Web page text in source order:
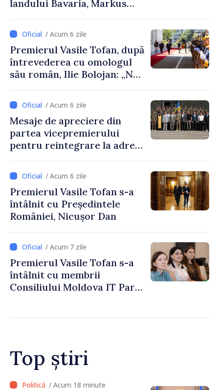
landului Bavaria, Markus
/ Acum 6 zile
Premierul Vasile Tofan, după
întrevederea cu omologul
său român, Ilie Bolojan: „Ne
apropierea dintre țările
noastre în mai multe
investiții și oportunități
pentru oameni”
/ Acum 6 zile
Mesaje de apreciere din
partea vicepremierului
pentru reintegrare la adresa
Republicii Moldova de
menținerea păcii și ordinii de
drept în perimetrul Zonei de
Securitate
/ Acum 6 zile
Premierul Vasile Tofan s-a
întâlnit cu Președintele
României, Nicușor Dan
/ Acum 7 zile
Premierul Vasile Tofan s-a
întâlnit cu membrii
Consiliului Moldova IT Park:
Top știri
/ Acum 12 minute